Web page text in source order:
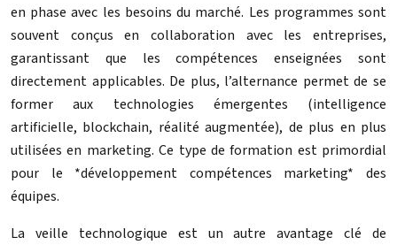
en phase avec les besoins du marché. Les programmes sont
souvent conçus en collaboration avec les entreprises,
garantissant que les compétences enseignées sont
directement applicables. De plus, l’alternance permet de se
former aux technologies émergentes (intelligence
artificielle, blockchain, réalité augmentée), de plus en plus
utilisées en marketing. Ce type de formation est primordial
pour le *développement compétences marketing* des
équipes.
La veille technologique est un autre avantage clé de